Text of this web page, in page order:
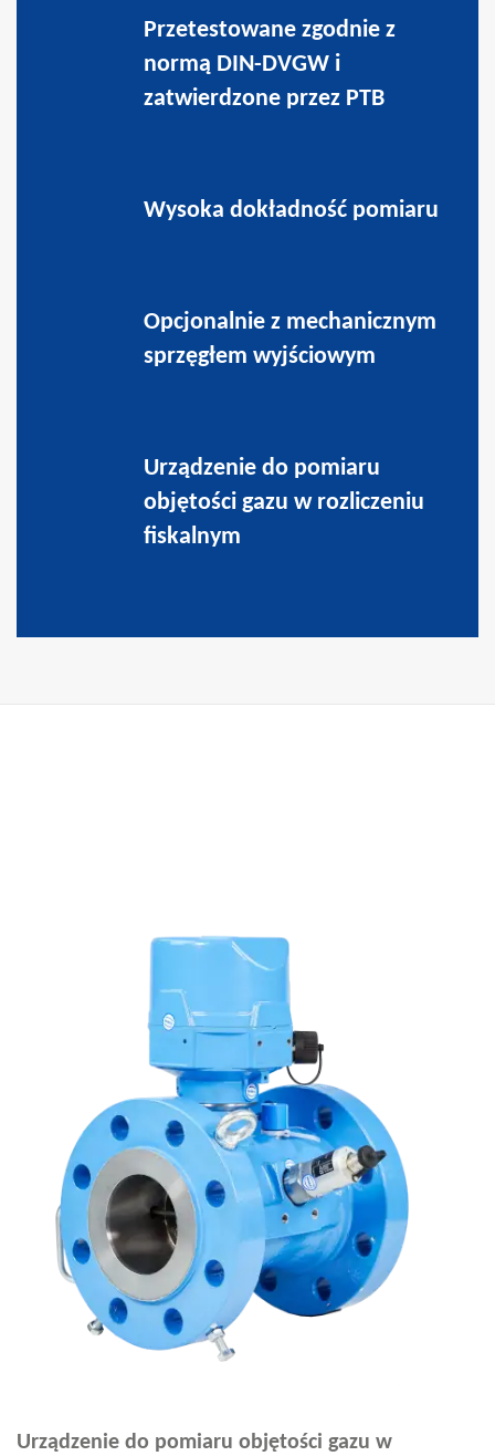
Przetestowane zgodnie z
normą DIN-DVGW i
zatwierdzone przez PTB
Wysoka dokładność pomiaru
Opcjonalnie z mechanicznym
sprzęgłem wyjściowym
Urządzenie do pomiaru
objętości gazu w rozliczeniu
fiskalnym
Urządzenie do pomiaru objętości gazu w